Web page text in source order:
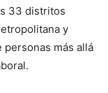
33 distritos
y
personas más allá